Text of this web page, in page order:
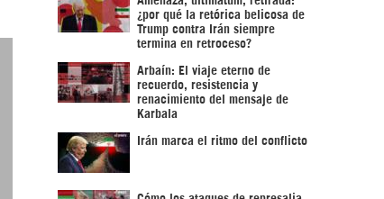
¿por qué la retórica belicosa de
Trump contra Irán siempre
termina en retroceso?
Arbaín: El viaje eterno de
recuerdo, resistencia y
renacimiento del mensaje de
Karbala
Irán marca el ritmo del conflicto
Cómo los ataques de represalia